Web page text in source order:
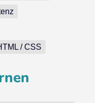
/ CSS